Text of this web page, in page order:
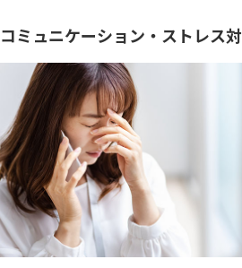
コミュニケーション・ストレス